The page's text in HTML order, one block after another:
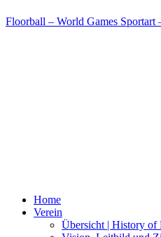
Floorball – World Games Sportart
Home
Verein
Übersicht | History of